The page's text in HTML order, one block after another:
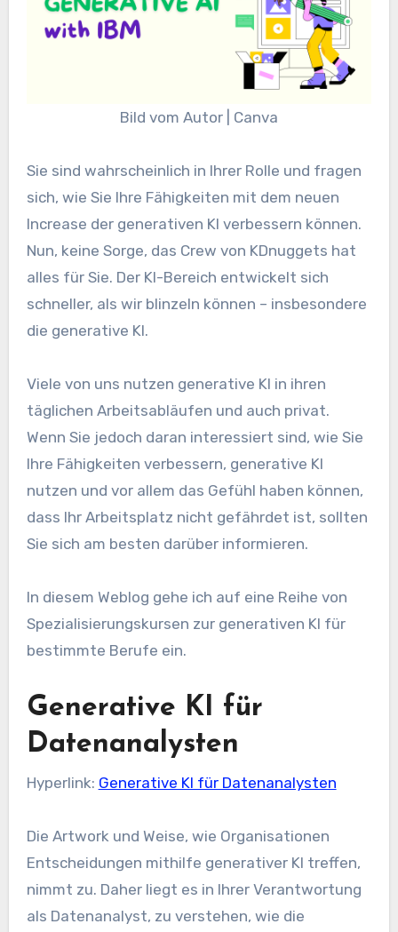
Bild vom Autor | Canva
Sie sind wahrscheinlich in Ihrer Rolle und fragen
sich, wie Sie Ihre Fähigkeiten mit dem neuen
Increase der generativen KI verbessern können.
Nun, keine Sorge, das Crew von KDnuggets hat
alles für Sie. Der KI-Bereich entwickelt sich
schneller, als wir blinzeln können – insbesondere
die generative KI.
Viele von uns nutzen generative KI in ihren
täglichen Arbeitsabläufen und auch privat.
Wenn Sie jedoch daran interessiert sind, wie Sie
Ihre Fähigkeiten verbessern, generative KI
nutzen und vor allem das Gefühl haben können,
dass Ihr Arbeitsplatz nicht gefährdet ist, sollten
Sie sich am besten darüber informieren.
In diesem Weblog gehe ich auf eine Reihe von
Spezialisierungskursen zur generativen KI für
bestimmte Berufe ein.
Generative KI für
Datenanalysten
Hyperlink: Generative KI für Datenanalysten
Die Artwork und Weise, wie Organisationen
Entscheidungen mithilfe generativer KI treffen,
nimmt zu. Daher liegt es in Ihrer Verantwortung
als Datenanalyst, zu verstehen, wie die